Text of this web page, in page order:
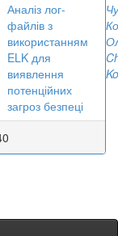
Аналіз лог-
файлів з
використанням
ELK для
виявлення
потенційних
загроз безпеці